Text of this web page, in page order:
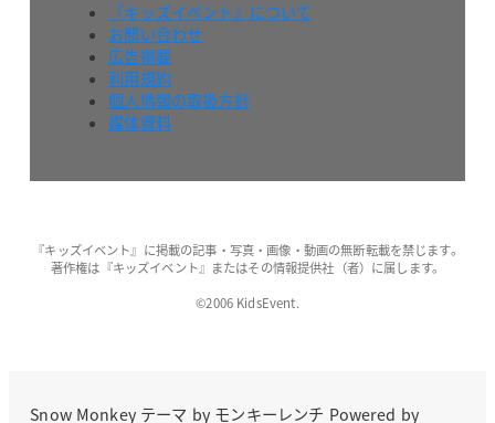
『キッズイベント』について
お問い合わせ
広告掲載
利用規約
個人情報の取扱方針
媒体資料
『キッズイベント』に掲載の記事・写真・画像・動画の無断転載を禁じます。
著作権は『キッズイベント』またはその情報提供社（者）に属します。
©2006 KidsEvent.
Snow Monkeyテーマ by モンキーレンチ Powered by